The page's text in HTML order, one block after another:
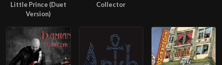
Little Prince (Duet
Version)
Collector